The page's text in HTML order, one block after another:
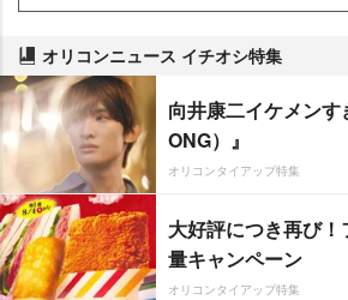
オリコンニュース イチオシ特集
向井康二イケメン
ONG）』
オリコンタイアップ特集
大好評につき再び
量キャンペーン
オリコンタイアップ特集